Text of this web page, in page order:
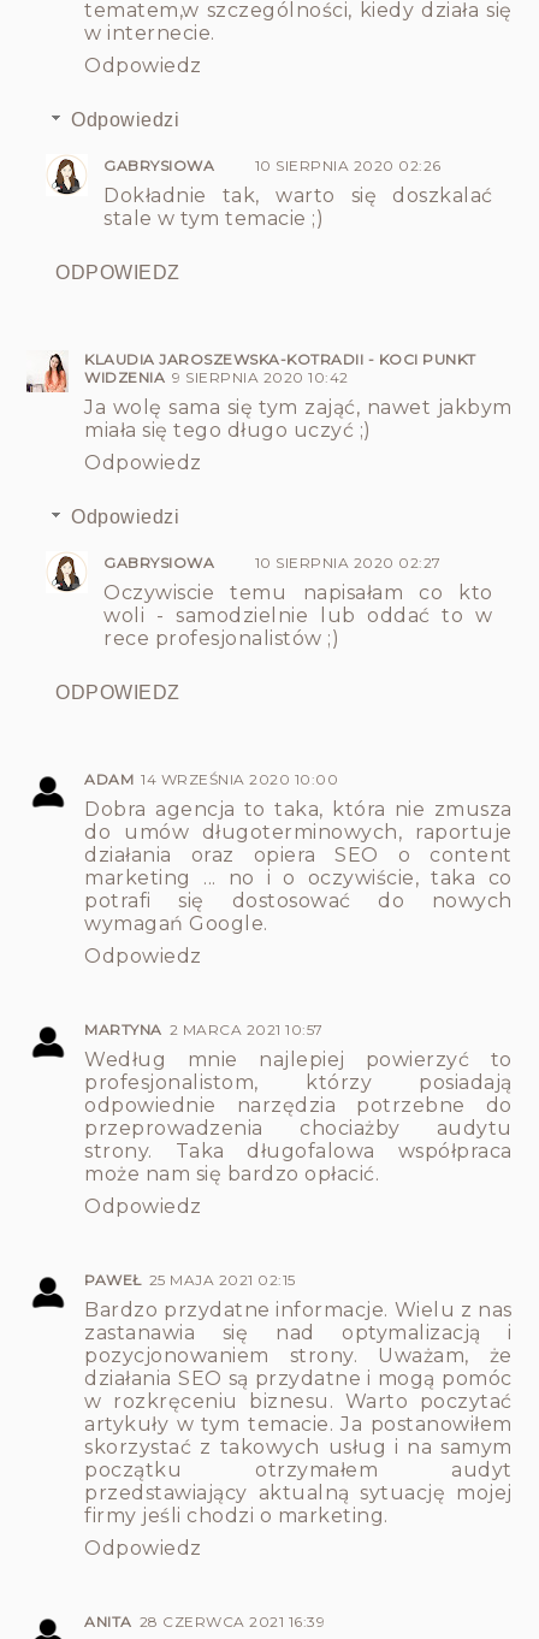
tematem,w szczególności, kiedy działa się
w internecie.
Odpowiedz
Odpowiedzi
GABRYSIOWA 10 SIERPNIA 2020 02:26
Dokładnie tak, warto się doszkalać
stale w tym temacie ;)
ODPOWIEDZ
KLAUDIA JAROSZEWSKA-KOTRADII - KOCI PUNKT
WIDZENIA 9 SIERPNIA 2020 10:42
Ja wolę sama się tym zająć, nawet jakbym
miała się tego długo uczyć ;)
Odpowiedz
Odpowiedzi
GABRYSIOWA 10 SIERPNIA 2020 02:27
Oczywiscie temu napisałam co kto
woli - samodzielnie lub oddać to w
rece profesjonalistów ;)
ODPOWIEDZ
ADAM 14 WRZEŚNIA 2020 10:00
Dobra agencja to taka, która nie zmusza
do umów długoterminowych, raportuje
działania oraz opiera SEO o content
marketing ... no i o oczywiście, taka co
potrafi się dostosować do nowych
wymagań Google.
Odpowiedz
MARTYNA 2 MARCA 2021 10:57
Według mnie najlepiej powierzyć to
profesjonalistom, którzy posiadają
odpowiednie narzędzia potrzebne do
przeprowadzenia chociażby audytu
strony. Taka długofalowa współpraca
może nam się bardzo opłacić.
Odpowiedz
PAWEŁ 25 MAJA 2021 02:15
Bardzo przydatne informacje. Wielu z nas
zastanawia się nad optymalizacją i
pozycjonowaniem strony. Uważam, że
działania SEO są przydatne i mogą pomóc
w rozkręceniu biznesu. Warto poczytać
artykuły w tym temacie. Ja postanowiłem
skorzystać z takowych usług i na samym
początku otrzymałem audyt
przedstawiający aktualną sytuację mojej
firmy jeśli chodzi o marketing.
Odpowiedz
ANITA 28 CZERWCA 2021 16:39